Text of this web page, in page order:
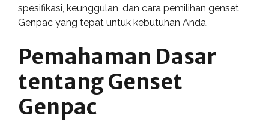
spesifikasi, keunggulan, dan cara pemilihan genset
Genpac yang tepat untuk kebutuhan Anda.
Pemahaman Dasar
tentang Genset
Genpac